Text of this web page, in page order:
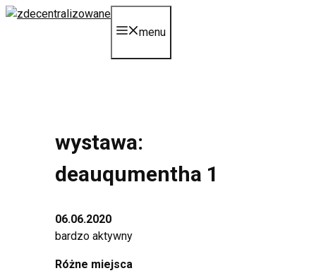
Przejdź
menu
wystawa:
deauqumentha 1
06.06.2020
bardzo aktywny
Różne miejsca